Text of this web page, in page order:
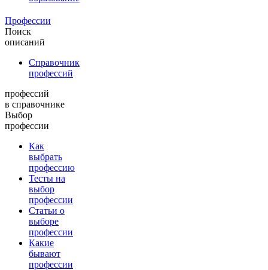
Профессии
Поиск
описаний
Справочник
профессий
профессий
в справочнике
Выбор
профессии
Как
выбрать
профессию
Тесты на
выбор
профессии
Статьи о
выборе
профессии
Какие
бывают
профессии